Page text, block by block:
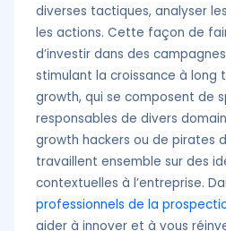
diverses tactiques, analyser
les actions. Cette façon de
d’investir dans des
stimulant la croissance à long
growth, qui se composent de
responsables de divers
growth hackers ou de pirates
travaillent ensemble sur des
contextuelles à l’entreprise.
professionnels de la
aider à innover et à vous